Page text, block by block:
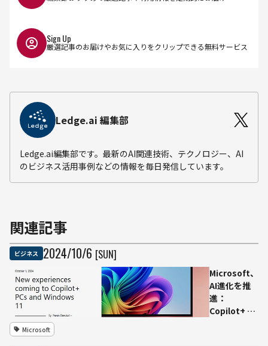
Sign Up
厳選記事のお届けやお気に入りをクリップできる無料サービス
Ledge.ai 編集部
Ledge.ai編集部です。最新のAI関連技術、テクノロジー、AI
のビジネス活用事例などの情報を毎日発信しています。
関連記事
ビジネス 2024/10/6 [SUN]
Microsoft、
AI進化を推
進：
Copilot+ PC
Microsoft